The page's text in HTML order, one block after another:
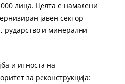
лица. Целта е намалени
јавен сектор
рударство и минерални
и итноста на
за реконструкција: